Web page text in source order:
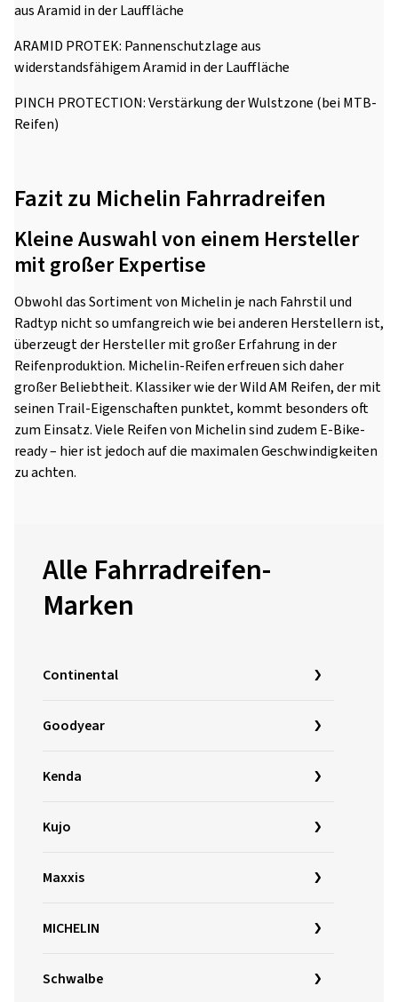
aus Aramid in der Lauffläche
ARAMID PROTEK: Pannenschutzlage aus
widerstandsfähigem Aramid in der Lauffläche
PINCH PROTECTION: Verstärkung der Wulstzone (bei MTB-
Reifen)
Fazit zu Michelin Fahrradreifen
Kleine Auswahl von einem Hersteller
mit großer Expertise
Obwohl das Sortiment von Michelin je nach Fahrstil und
Radtyp nicht so umfangreich wie bei anderen Herstellern ist,
überzeugt der Hersteller mit großer Erfahrung in der
Reifenproduktion. Michelin-Reifen erfreuen sich daher
großer Beliebtheit. Klassiker wie der Wild AM Reifen, der mit
seinen Trail-Eigenschaften punktet, kommt besonders oft
zum Einsatz. Viele Reifen von Michelin sind zudem E-Bike-
ready – hier ist jedoch auf die maximalen Geschwindigkeiten
zu achten.
Alle Fahrradreifen-
Marken
Continental
Goodyear
Kenda
Kujo
Maxxis
MICHELIN
Schwalbe